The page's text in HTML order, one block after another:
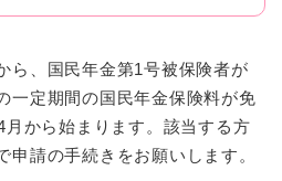
、国民年金第1号被保険者が
一定期間の国民年金保険料が免
から始まります。該当する方
申請の手続きをお願いします。